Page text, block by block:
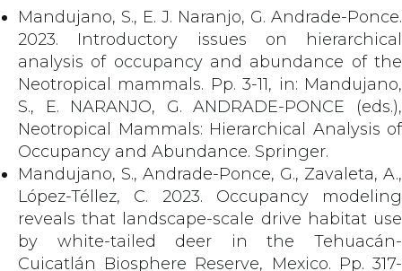
Mandujano, S., E. J. Naranjo, G. Andrade-Ponce.
2023. Introductory issues on hierarchical
analysis of occupancy and abundance of the
Neotropical mammals. Pp. 3-11, in: Mandujano,
S., E. NARANJO, G. ANDRADE-PONCE (eds.),
Neotropical Mammals: Hierarchical Analysis of
Occupancy and Abundance. Springer.
Mandujano, S., Andrade-Ponce, G., Zavaleta, A.,
López-Téllez, C. 2023. Occupancy modeling
reveals that landscape-scale drive habitat use
by white-tailed deer in the Tehuacán-
Cuicatlán Biosphere Reserve, Mexico. Pp. 317-